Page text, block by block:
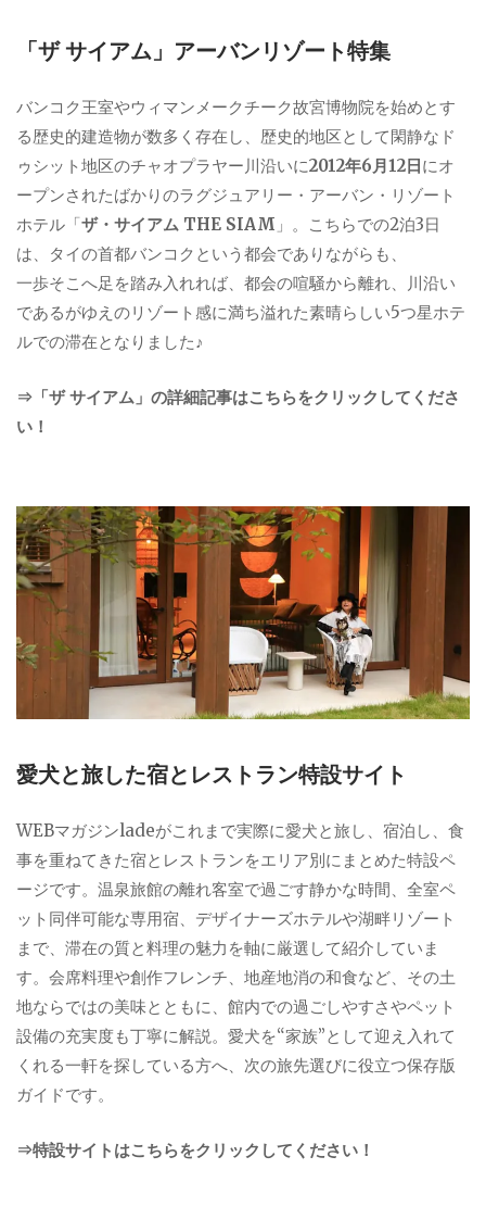
「ザ サイアム」アーバンリゾート特集
バンコク王室やウィマンメークチーク故宮博物院を始めとす
る歴史的建造物が数多く存在し、歴史的地区として閑静なド
ゥシット地区のチャオプラヤー川沿いに2012年6月12日にオ
ープンされたばかりのラグジュアリー・アーバン・リゾート
ホテル「ザ・サイアム THE SIAM 」。こちらでの2泊3日
は、タイの首都バンコクという都会でありながらも、
一歩そこへ足を踏み入れれば、都会の喧騒から離れ、川沿い
であるがゆえのリゾート感に満ち溢れた素晴らしい5つ星ホテ
ルでの滞在となりました♪
⇒「ザ サイアム」の詳細記事はこちらをクリックしてくださ
い！
愛犬と旅した宿とレストラン特設サイト
WEBマガジンladeがこれまで実際に愛犬と旅し、宿泊し、食
事を重ねてきた宿とレストランをエリア別にまとめた特設ペ
ージです。温泉旅館の離れ客室で過ごす静かな時間、全室ペ
ット同伴可能な専用宿、デザイナーズホテルや湖畔リゾート
まで、滞在の質と料理の魅力を軸に厳選して紹介していま
す。会席料理や創作フレンチ、地産地消の和食など、その土
地ならではの美味とともに、館内での過ごしやすさやペット
設備の充実度も丁寧に解説。愛犬を“家族”として迎え入れて
くれる一軒を探している方へ、次の旅先選びに役立つ保存版
ガイドです。
⇒特設サイトはこちらをクリックしてください！